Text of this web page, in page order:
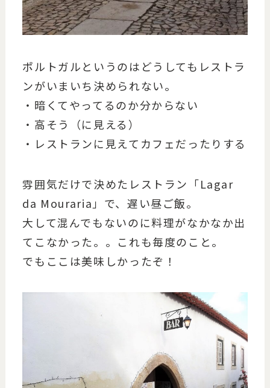
ポルトガルというのはどうしてもレストラ
ンがいまいち決められない。
・暗くてやってるのか分からない
・高そう（に見える）
・レストランに見えてカフェだったりする
雰囲気だけで決めたレストラン「Lagar
da Mouraria」で、遅い昼ご飯。
大して混んでもないのに料理がなかなか出
てこなかった。。これも毎度のこと。
でもここは美味しかったぞ！